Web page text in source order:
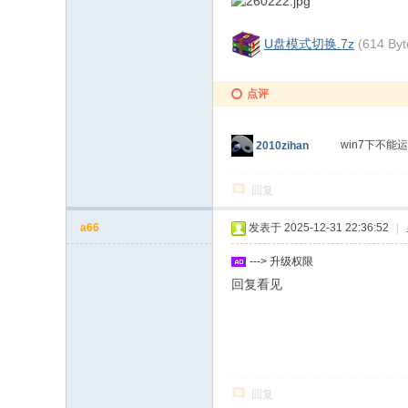
U盘模式切换.7z (614
点评
2010zihan win7下不能
回复
a66 发表于 2025-12-31 22:36:52
---> 升级权限
回复看见
回复